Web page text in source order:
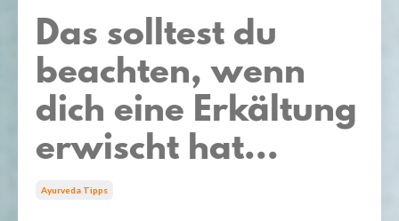
Das solltest du
beachten, wenn
dich eine Erkältung
erwischt hat...
Ayurveda Tipps